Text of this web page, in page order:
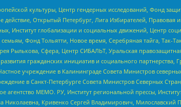
культуры, Центр гендерных исследований, Фонд
Открытый Петербург, Лига Избирателей, Правовая
Институт глобализации и социальных движений, Центр
Фонд Тольятти, Новое время, Серебряная тайга, Так-
Рылькова, Сфера, Центр СИБАЛЬТ, Уральская
гражданских инициатив и социального
учреждение в Калининграде Совета Министров
в Санкт-Петербурге Совета Министров Северных
МЕМО. РУ, Институт региональной прессы,
Николаевна, Кривенко Сергей Владимирович,